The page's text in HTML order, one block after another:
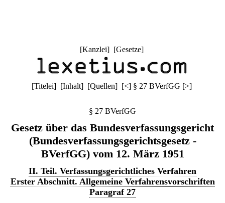
[Kanzlei] [Gesetze]
[Titelei] [Inhalt] [Quellen] [<] § 27 BVerfGG [>]
§ 27 BVerfGG
Gesetz über das Bundesverfassungsgericht
(Bundesverfassungsgerichtsgesetz -
BVerfGG) vom 12. März 1951
II. Teil. Verfassungsgerichtliches Verfahren
Erster Abschnitt. Allgemeine Verfahrensvorschriften
Paragraf 27